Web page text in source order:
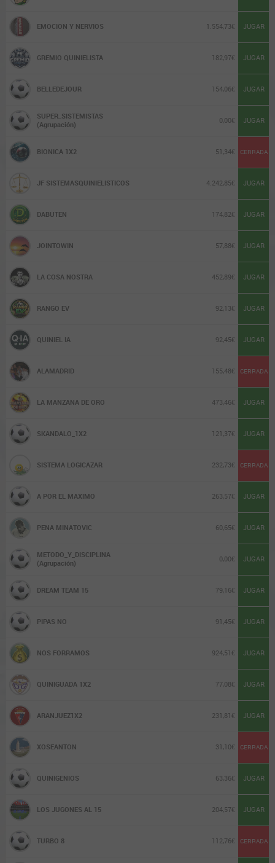
PREMIOS DE 15
PREMIOS DE 14
PREMIOS DE 13
APUESTAS GASTADAS POR PREMIO
COBRADO EN PREMIOS DE 10 (%)
RENTABILIDAD
EMOCION Y NERVIOS 1.554,73€ JUGAR
GREMIO QUINIELISTA 182,97€ JUGAR
BELLEDEJOUR 154,06€ JUGAR
SUPER_SISTEMISTAS
(Agrupación)
0,00€ JUGAR
BIONICA 1X2 51,34€ CERRADA
JF SISTEMASQUINIELISTICOS 4.242,85€ JUGAR
DABUTEN 174,82€ JUGAR
JOINTOWIN 57,88€ JUGAR
LA COSA NOSTRA 452,89€ JUGAR
RANGO EV 92,13€ JUGAR
QUINIEL IA 92,45€ JUGAR
ALAMADRID 155,48€ CERRADA
LA MANZANA DE ORO 473,46€ JUGAR
SKANDALO_1X2 121,37€ JUGAR
SISTEMA LOGICAZAR 232,73€ CERRADA
A POR EL MAXIMO 263,57€ JUGAR
PENA MINATOVIC 60,65€ JUGAR
METODO_Y_DISCIPLINA
(Agrupación)
0,00€ JUGAR
DREAM TEAM 15 79,16€ JUGAR
PIPAS NO 91,45€ JUGAR
NOS FORRAMOS 924,51€ JUGAR
QUINIGUADA 1X2 77,08€ JUGAR
ARANJUEZ1X2 231,81€ JUGAR
XOSEANTON 31,10€ CERRADA
QUINIGENIOS 63,36€ JUGAR
LOS JUGONES AL 15 204,57€ JUGAR
TURBO 8 112,76€ CERRADA